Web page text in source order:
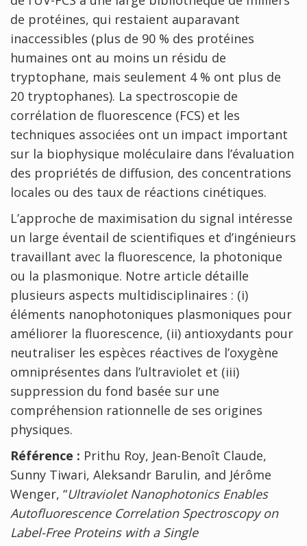
de protéines, qui restaient auparavant
inaccessibles (plus de 90 % des protéines
humaines ont au moins un résidu de
tryptophane, mais seulement 4 % ont plus de
20 tryptophanes). La spectroscopie de
corrélation de fluorescence (FCS) et les
techniques associées ont un impact important
sur la biophysique moléculaire dans l’évaluation
des propriétés de diffusion, des concentrations
locales ou des taux de réactions cinétiques.
L’approche de maximisation du signal intéresse
un large éventail de scientifiques et d’ingénieurs
travaillant avec la fluorescence, la photonique
ou la plasmonique. Notre article détaille
plusieurs aspects multidisciplinaires : (i)
éléments nanophotoniques plasmoniques pour
améliorer la fluorescence, (ii) antioxydants pour
neutraliser les espèces réactives de l’oxygène
omniprésentes dans l’ultraviolet et (iii)
suppression du fond basée sur une
compréhension rationnelle de ses origines
physiques.
Référence : Prithu Roy, Jean-Benoît Claude,
Sunny Tiwari, Aleksandr Barulin, and Jérôme
Wenger, “Ultraviolet Nanophotonics Enables
Autofluorescence Correlation Spectroscopy on
Label-Free Proteins with a Single